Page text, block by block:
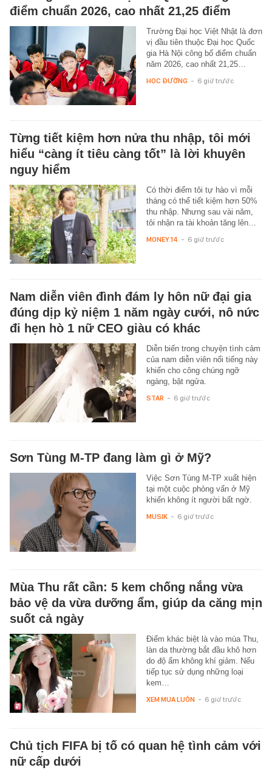
điểm chuẩn 2026, cao nhất 21,25 điểm
Trường Đại học Việt Nhật là đơn
vị đầu tiên thuộc Đại học Quốc
gia Hà Nội công bố điểm chuẩn
năm 2026, cao nhất 21,25…
HỌC ĐƯỜNG - 6 giờ trước
Từng tiết kiệm hơn nửa thu nhập, tôi mới
hiểu “càng ít tiêu càng tốt” là lời khuyên
nguy hiểm
Có thời điểm tôi tự hào vì mỗi
tháng có thể tiết kiệm hơn 50%
thu nhập. Nhưng sau vài năm,
tôi nhận ra tài khoản tăng lên…
MONEY.14 - 6 giờ trước
Nam diễn viên đình đám ly hôn nữ đại gia
đúng dịp kỷ niệm 1 năm ngày cưới, nô nức
đi hẹn hò 1 nữ CEO giàu có khác
Diễn biến trong chuyện tình cảm
của nam diễn viên nổi tiếng này
khiến cho công chúng ngỡ
ngàng, bật ngửa.
STAR - 6 giờ trước
Sơn Tùng M-TP đang làm gì ở Mỹ?
Việc Sơn Tùng M-TP xuất hiện
tại một cuộc phỏng vấn ở Mỹ
khiến không ít người bất ngờ.
MUSIK - 6 giờ trước
Mùa Thu rất cần: 5 kem chống nắng vừa
bảo vệ da vừa dưỡng ẩm, giúp da căng mịn
suốt cả ngày
Điểm khác biệt là vào mùa Thu,
làn da thường bắt đầu khô hơn
do độ ẩm không khí giảm. Nếu
tiếp tục sử dụng những loại
kem…
XEM MUA LUÔN - 6 giờ trước
Chủ tịch FIFA bị tố có quan hệ tình cảm với
nữ cấp dưới